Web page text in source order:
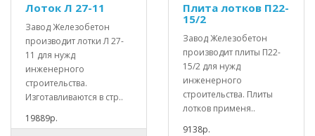
Лоток Л 27-11
Завод Железобетон
производит лотки Л 27-
11 для нужд
инженерного
строительства.
Изготавливаются в стр..
19889р.
Плита лотков П22-
15/2
Завод Железобетон
производит плиты П22-
15/2 для нужд
инженерного
строительства. Плиты
лотков применя..
9138р.